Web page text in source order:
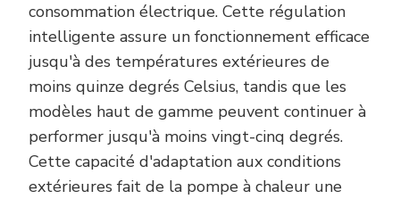
consommation électrique. Cette régulation
intelligente assure un fonctionnement efficace
jusqu'à des températures extérieures de
moins quinze degrés Celsius, tandis que les
modèles haut de gamme peuvent continuer à
performer jusqu'à moins vingt-cinq degrés.
Cette capacité d'adaptation aux conditions
extérieures fait de la pompe à chaleur une